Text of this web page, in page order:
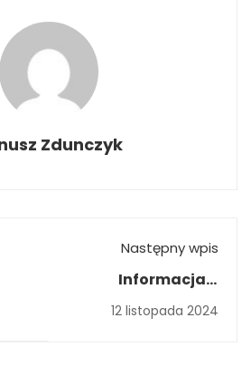
Zdunczyk
Następny wpis
Informacja o
przeprowadzonych
czynnościach
12 listopada 2024